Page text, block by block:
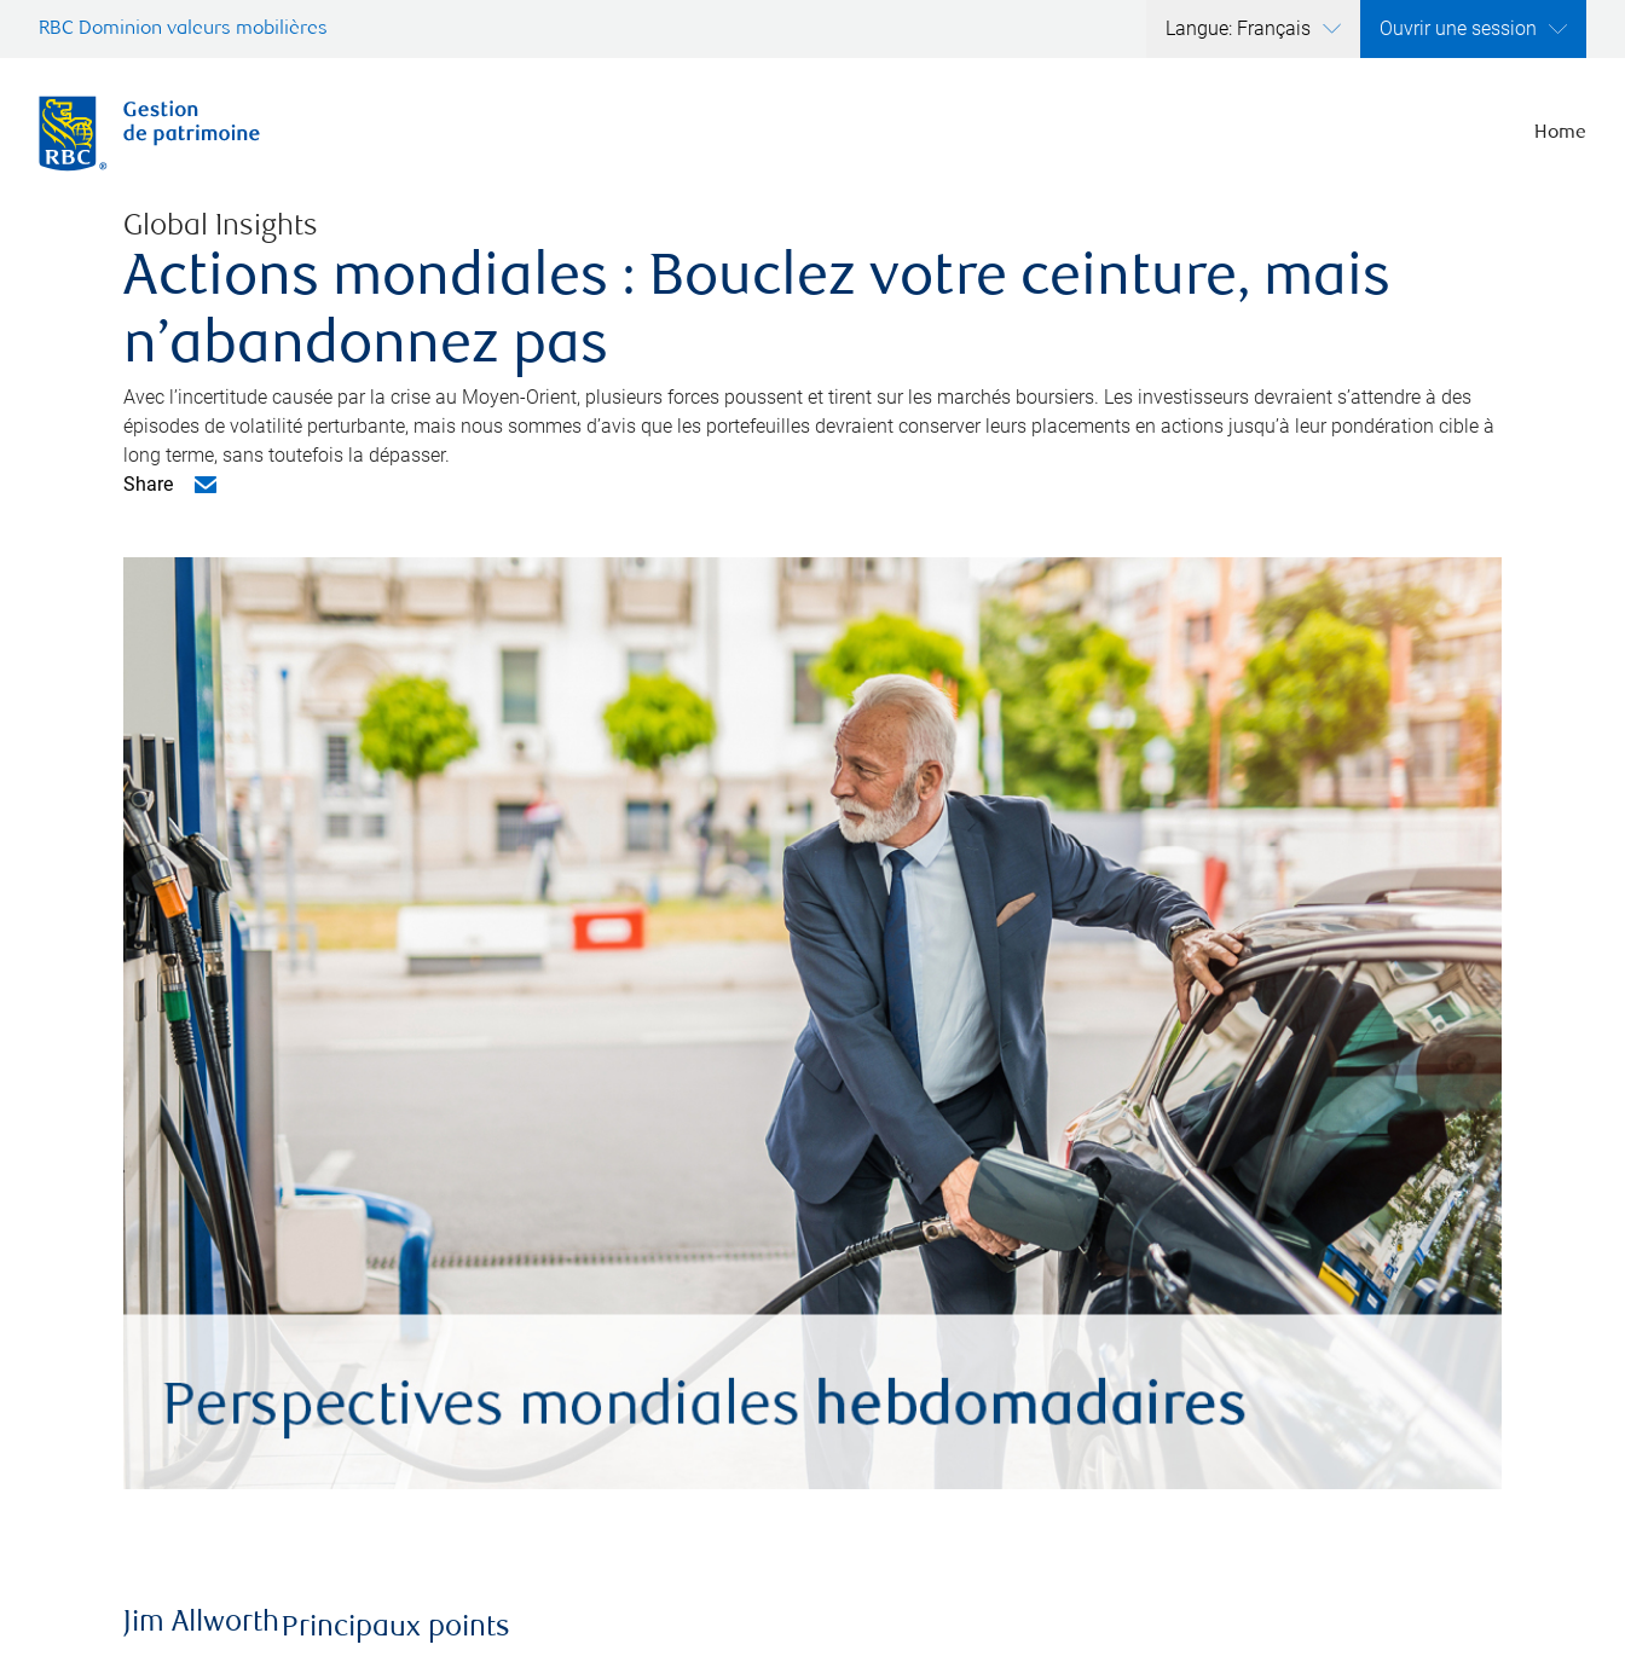
RBC Dominion valeurs mobilières Langue: Français Ouvrir une session
Home
Global Insights
Actions mondiales : Bouclez votre ceinture, mais
n’abandonnez pas
Avec l’incertitude causée par la crise au Moyen-Orient, plusieurs forces poussent et tirent sur les marchés boursiers. Les investisseurs devraient s’attendre à des
épisodes de volatilité perturbante, mais nous sommes d’avis que les portefeuilles devraient conserver leurs placements en actions jusqu’à leur pondération cible à
long terme, sans toutefois la dépasser.
Share
Jim Allworth Principaux points